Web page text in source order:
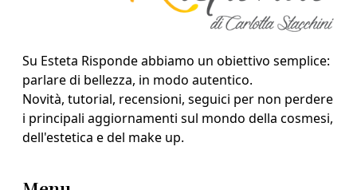
Su Esteta Risponde abbiamo un obiettivo semplice:
parlare di bellezza, in modo autentico.
Novità, tutorial, recensioni, seguici per non perdere
i principali aggiornamenti sul mondo della cosmesi,
dell'estetica e del make up.